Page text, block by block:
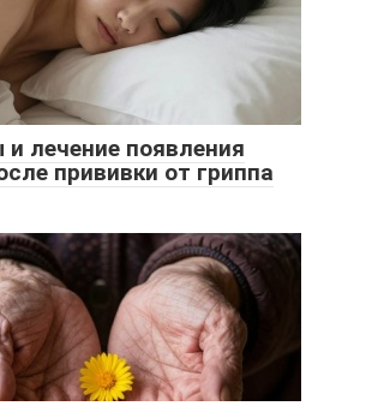
лечение появления
прививки от гриппа